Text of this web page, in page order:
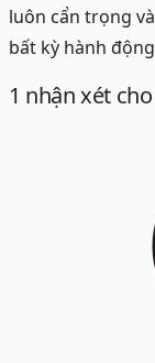
luôn cẩn trọng
bất kỳ hành
1 nhận xét